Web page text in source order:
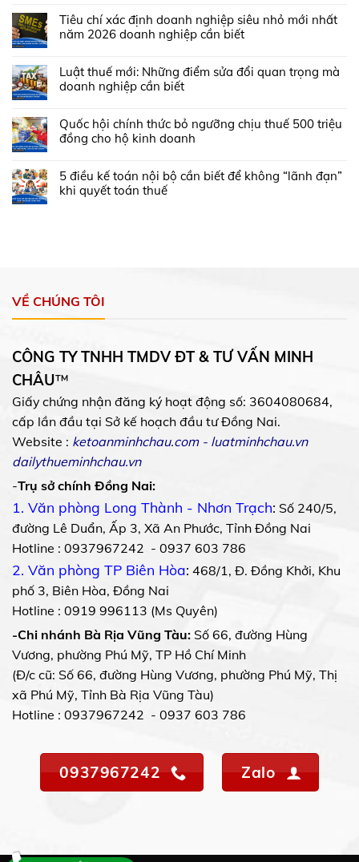
Tiêu chí xác định doanh nghiệp siêu nhỏ mới nhất
năm 2026 doanh nghiệp cần biết
Luật thuế mới: Những điểm sửa đổi quan trọng mà
doanh nghiệp cần biết
Quốc hội chính thức bỏ ngưỡng chịu thuế 500 triệu
đồng cho hộ kinh doanh
5 điều kế toán nội bộ cần biết để không “lãnh đạn”
khi quyết toán thuế
VỀ CHÚNG TÔI
CÔNG TY TNHH TMDV ĐT & TƯ VẤN MINH
CHÂU™
Giấy chứng nhận đăng ký hoạt động số: 3604080684,
cấp lần đầu tại Sở kế hoạch đầu tư Đồng Nai.
Website : ketoanminhchau.com- luatminhchau.vn
dailythueminhchau.vn
-Trụ sở chính Đồng Nai:
1. Văn phòng Long Thành - Nhơn Trạch: Số 240/5,
đường Lê Duẩn, Ấp 3, Xã An Phước, Tỉnh Đồng Nai
Hotline : 0937967242 - 0937 603 786
2. Văn phòng TP Biên Hòa: 468/1, Đ. Đồng Khởi, Khu
phố 3, Biên Hòa, Đồng Nai
Hotline : 0919 996113 (Ms Quyên)
-Chi nhánh Bà Rịa Vũng Tàu: Số 66, đường Hùng
Vương, phường Phú Mỹ, TP Hồ Chí Minh
(Đ/c cũ: Số 66, đường Hùng Vương, phường Phú Mỹ, Thị
xã Phú Mỹ, Tỉnh Bà Rịa Vũng Tàu)
Hotline : 0937967242 - 0937 603 786
0937967242 Zalo